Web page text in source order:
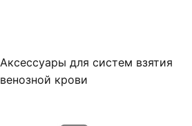
Аксессуары для систем взятия
венозной крови